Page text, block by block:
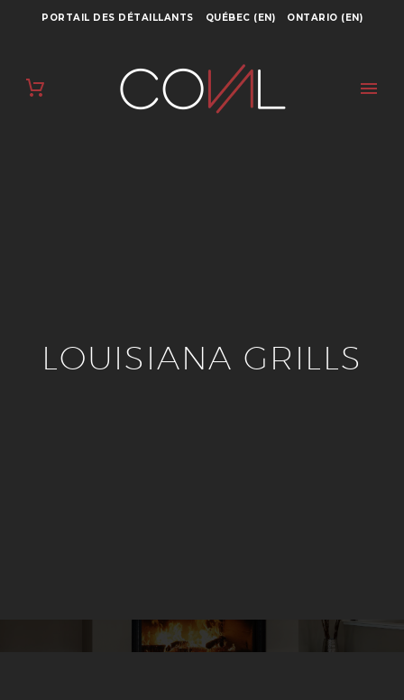
PORTAIL DES DÉTAILLANTS QUÉBEC (EN) ONTARIO (EN)
LOUISIANA GRILLS